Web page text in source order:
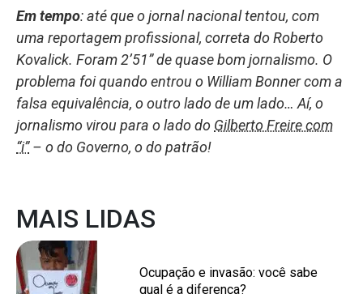
Em tempo: até que o jornal nacional tentou, com
uma reportagem profissional, correta do Roberto
Kovalick. Foram 2’51” de quase bom jornalismo. O
problema foi quando entrou o William Bonner com a
falsa equivalência, o outro lado de um lado… Aí, o
jornalismo virou para o lado do Gilberto Freire com
“i”– o do Governo, o do patrão!
MAIS LIDAS
Ocupação e invasão: você sabe
qual é a diferença?